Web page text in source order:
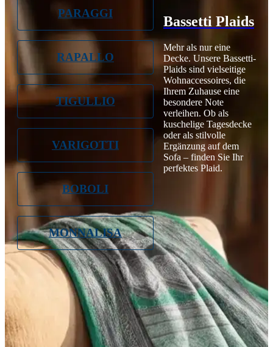
PARAGGI
RAPALLO
TIGULLIO
VARIGOTTI
BOBOLI
MONNALISA
Bassetti Plaids
Mehr als nur eine
Decke. Unsere Bassetti-
Plaids sind vielseitige
Wohnaccessoires, die
Ihrem Zuhause eine
besondere Note
verleihen. Ob als
kuschelige Tagesdecke
oder als stilvolle
Ergänzung auf dem
Sofa – finden Sie Ihr
perfektes Plaid.